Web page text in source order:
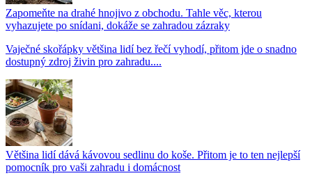
Zapomeňte na drahé hnojivo z obchodu. Tahle věc, kterou
vyhazujete po snídani, dokáže se zahradou zázraky
Vaječné skořápky většina lidí bez řečí vyhodí, přitom jde o snadno
dostupný zdroj živin pro zahradu....
Většina lidí dává kávovou sedlinu do koše. Přitom je to ten nejlepší
pomocník pro vaši zahradu i domácnost